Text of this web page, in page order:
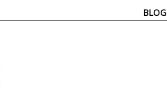
BLOG